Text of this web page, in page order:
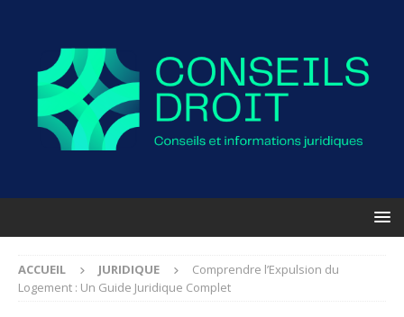
ACCUEIL JURIDIQUE
Comprendre l’Expulsion du
Logement : Un Guide Juridique Complet